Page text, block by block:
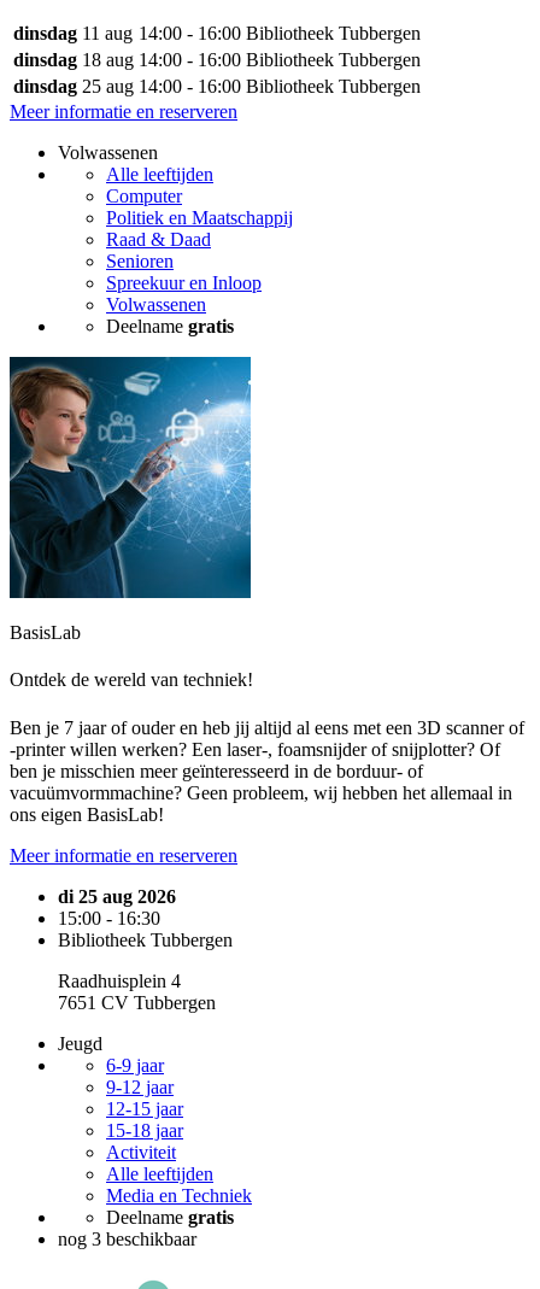
dinsdag 11 aug 14:00 - 16:00 Bibliotheek Tubbergen
dinsdag 18 aug 14:00 - 16:00 Bibliotheek Tubbergen
dinsdag 25 aug 14:00 - 16:00 Bibliotheek Tubbergen
Meer informatie en reserveren
Volwassenen
Alle leeftijden
Computer
Politiek en Maatschappij
Raad & Daad
Senioren
Spreekuur en Inloop
Volwassenen
Deelname gratis
BasisLab
Ontdek de wereld van techniek!
Ben je 7 jaar of ouder en heb jij altijd al eens met een 3D scanner of
-printer willen werken? Een laser-, foamsnijder of snijplotter? Of
ben je misschien meer geïnteresseerd in de borduur- of
vacuümvormmachine? Geen probleem, wij hebben het allemaal in
ons eigen BasisLab!
Meer informatie en reserveren
di 25 aug 2026
15:00 - 16:30
Bibliotheek Tubbergen
Raadhuisplein 4
7651 CV Tubbergen
Jeugd
6-9 jaar
9-12 jaar
12-15 jaar
15-18 jaar
Activiteit
Alle leeftijden
Media en Techniek
Deelname gratis
nog 3 beschikbaar